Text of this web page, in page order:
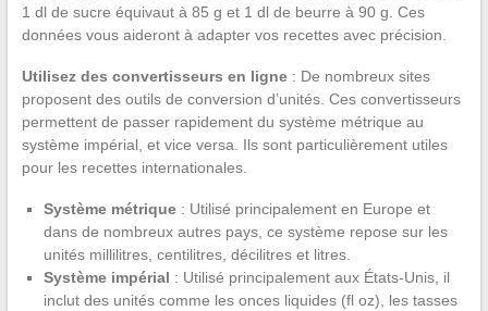
1 dl de sucre équivaut à 85 g et 1 dl de beurre à 90 g. Ces
données vous aideront à adapter vos recettes avec précision.
Utilisez des convertisseurs en ligne: De nombreux sites
proposent des outils de conversion d’unités. Ces convertisseurs
permettent de passer rapidement du système métrique au
système impérial, et vice versa. Ils sont particulièrement utiles
pour les recettes internationales.
Système métrique: Utilisé principalement en Europe et
dans de nombreux autres pays, ce système repose sur les
unités millilitres, centilitres, décilitres et litres.
Système impérial : Utilisé principalement aux États-Unis, il
inclut des unités comme les onces liquides (fl oz), les tasses